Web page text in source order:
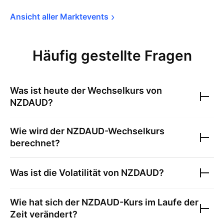
Ansicht aller Marktevents
Häufig gestellte Fragen
Was ist heute der Wechselkurs von
NZDAUD?
Wie wird der NZDAUD-Wechselkurs
berechnet?
Was ist die Volatilität von NZDAUD?
Wie hat sich der NZDAUD-Kurs im Laufe der
Zeit verändert?